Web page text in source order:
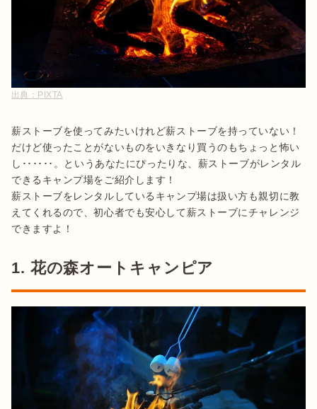
出典： PIXTA
薪ストーブを使ってみたいけれど薪ストーブを持っていない！
だけど使ったことがないものをいきなり買うのもちょっと怖い
し･･････。というあなたにぴったりな、薪ストーブがレンタル
できるキャンプ場をご紹介します！
薪ストーブをレンタルしているキャンプ場は扱い方も親切に教
えてくれるので、初心者でも安心して薪ストーブにチャレンジ
できますよ！
1. 花の森オートキャンピア